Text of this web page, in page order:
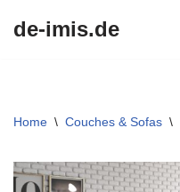
de-imis.de
Home \ Couches & Sofas \